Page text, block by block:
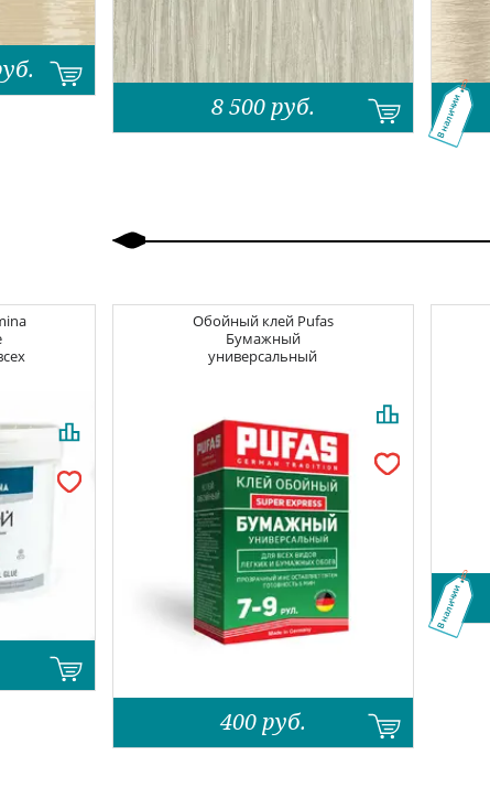
8 500 руб. В наличии
Обойный клей Pufas
Бумажный
универсальный
400 руб.
В наличии